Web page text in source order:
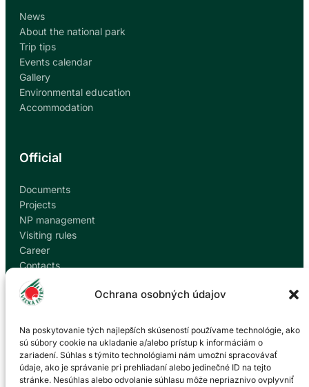
Ochrana osobných údajov
Na poskytovanie tých najlepších skúseností používame technológie, ako
sú súbory cookie na ukladanie a/alebo prístup k informáciám o
zariadení. Súhlas s týmito technológiami nám umožní spracovávať
údaje, ako je správanie pri prehliadaní alebo jedinečné ID na tejto
stránke. Nesúhlas alebo odvolanie súhlasu môže nepriaznivo ovplyvniť
News
About the national park
Trip tips
Events calendar
Gallery
Environmental education
Accommodation
Official
Documents
Projects
NP management
Visiting rules
Career
Contacts
Report corruption
Contact
Administration of the Veľká Fatra National Park
based in Martin